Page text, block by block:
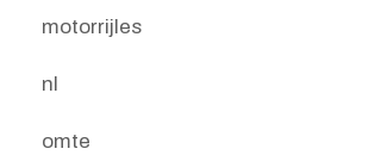
motorrijles
nl
omte